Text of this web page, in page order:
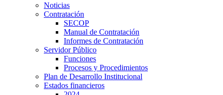
Noticias
Contratación
SECOP
Manual de Contratación
Informes de Contratación
Servidor Público
Funciones
Procesos y Procedimientos
Plan de Desarrollo Institucional
Estados financieros